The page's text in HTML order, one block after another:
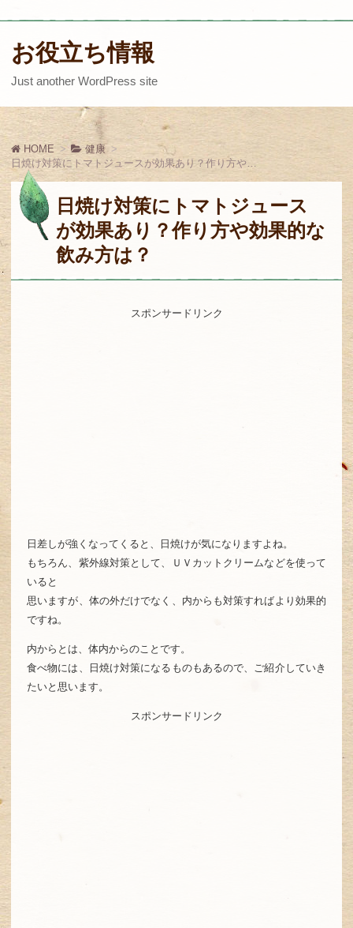
お役立ち情報
Just another WordPress site
HOME
健康
日焼け対策にトマトジュースが効果あり？作り方や効果的な飲み方は？
日焼け対策にトマトジュース
が効果あり？作り方や効果的な
飲み方は？
スポンサードリンク
日差しが強くなってくると、日焼けが気になりますよね。
もちろん、紫外線対策として、ＵＶカットクリームなどを使って
いると
思いますが、体の外だけでなく、内からも対策すればより効果的
ですね。
内からとは、体内からのことです。
食べ物には、日焼け対策になるものもあるので、ご紹介していき
たいと思います。
スポンサードリンク